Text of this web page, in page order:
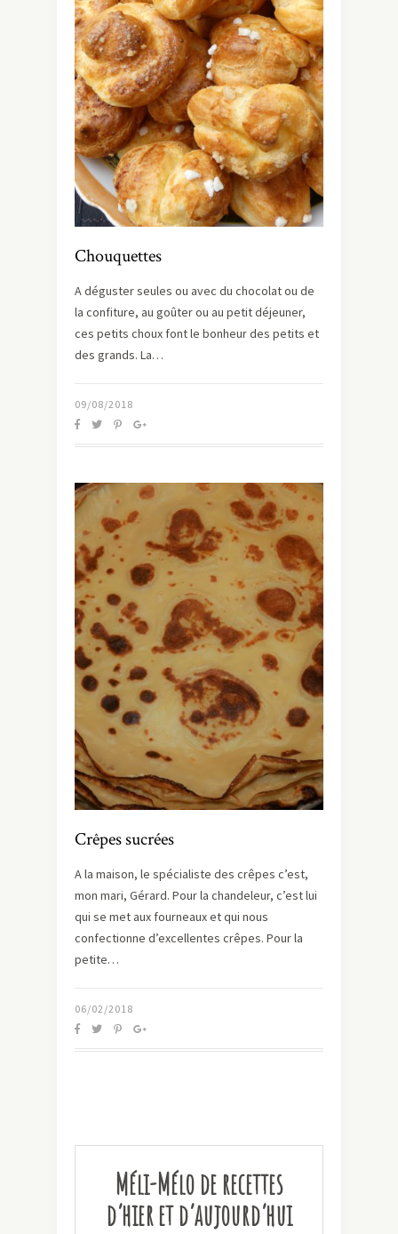
Chouquettes
A déguster seules ou avec du chocolat ou de
la confiture, au goûter ou au petit déjeuner,
ces petits choux font le bonheur des petits et
des grands. La…
09/08/2018
Crêpes sucrées
A la maison, le spécialiste des crêpes c’est,
mon mari, Gérard. Pour la chandeleur, c’est lui
qui se met aux fourneaux et qui nous
confectionne d’excellentes crêpes. Pour la
petite…
06/02/2018
Méli-Mélo de recettes
d’hier et d’aujourd’hui